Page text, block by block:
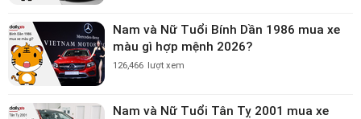
Nam và Nữ Tuổi Bính Dần 1986 mua xe
màu gì hợp mệnh 2026?
126,466 lượt xem
Nam và Nữ Tuổi Tân Tỵ 2001 mua xe